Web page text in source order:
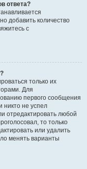
ответа?
добавить количество
с
только их
Для
первого сообщения
никто не успел
отредактировать любой
то только
или удалить
менять варианты